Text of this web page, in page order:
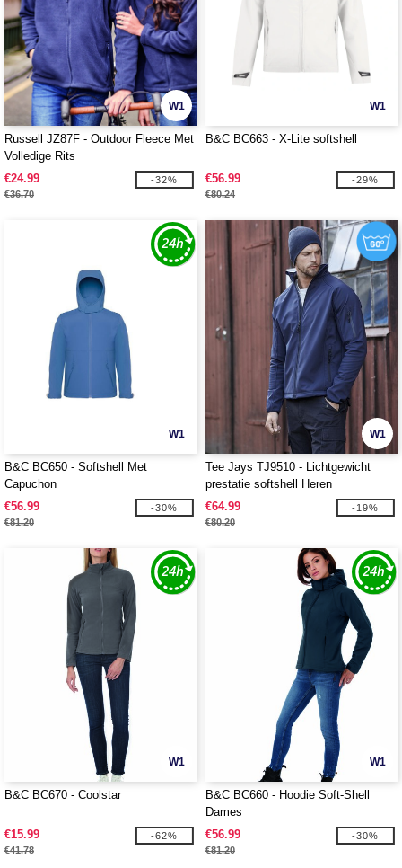
W1
Russell JZ87F - Outdoor Fleece Met
Volledige Rits
€24.99
€36.70
-32%
W1
B&C BC663 - X-Lite softshell
€56.99
€80.24
-29%
W1
B&C BC650 - Softshell Met
Capuchon
€56.99
€81.20
-30%
W1
Tee Jays TJ9510 - Lichtgewicht
prestatie softshell Heren
€64.99
€80.20
-19%
W1
B&C BC670 - Coolstar
€15.99
€41.78
-62%
W1
B&C BC660 - Hoodie Soft-Shell
Dames
€56.99
€81.20
-30%